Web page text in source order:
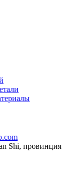
Shi, провинция